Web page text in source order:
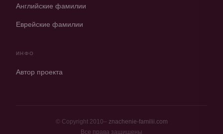
Английские фамилии
Еврейские фамилии
ИНФО
Автор проекта
© Copyright 2010– znachenie-familii.com
Все права защищены